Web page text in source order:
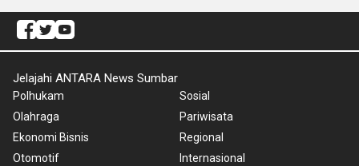
Jelajahi ANTARA News Sumbar
Polhukam
Olahraga
Ekonomi Bisnis
Otomotif
Sosial
Pariwisata
Regional
Internasional